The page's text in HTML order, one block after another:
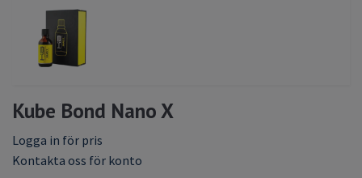
Kube Bond Nano X
Logga in för pris
Kontakta oss för konto